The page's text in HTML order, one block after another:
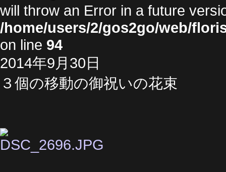
will throw an Error in a future
/home/users/2/gos2go/web/
on line 94
2014年9月30日
３個の移動の御祝いの花束